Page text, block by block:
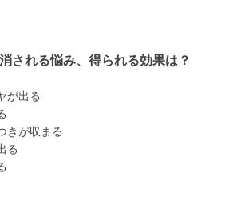
される悩み、得られる効果は？
が出る
きが収まる
る